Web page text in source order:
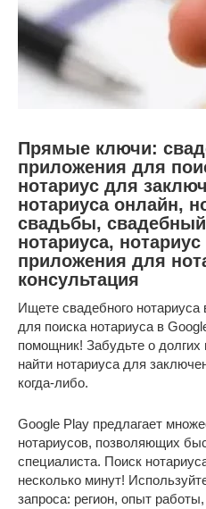
Прямые ключи:
приложения для
нотариус для
нотариуса онлайн,
свадьбы, свадебный
нотариуса,
приложения для
консультация
Ищете свадебного
для поиска нотариуса в
помощник! Забудьте о долгих
найти нотариуса для
когда-либо.
Google Play предлагает
нотариусов, позволяющих
специалиста. Поиск
несколько минут!
запроса: регион, опыт работы,